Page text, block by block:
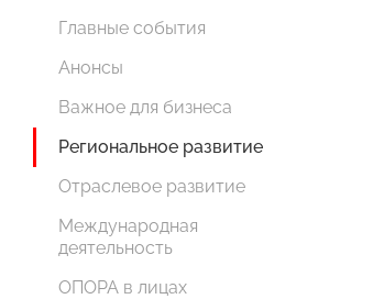
Главные события
Анонсы
Важное для бизнеса
Региональное развитие
Отраслевое развитие
Международная
деятельность
ОПОРА в лицах